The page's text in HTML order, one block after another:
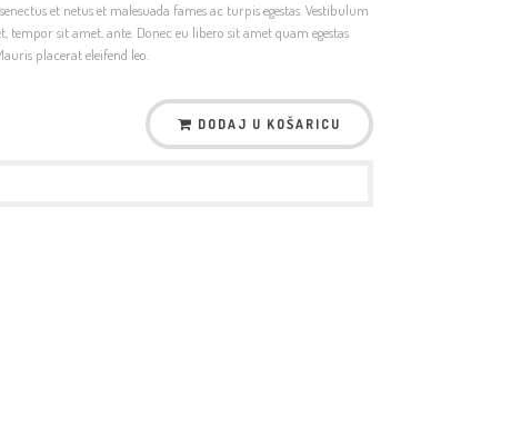
et netus et malesuada fames ac turpis egestas. Vestibulum
tempor sit amet, ante. Donec eu libero sit amet quam egestas
placerat eleifend leo.
DODAJ U KOŠARICU